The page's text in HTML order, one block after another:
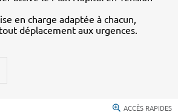
en charge adaptée à chacun,
déplacement aux urgences.
ACCÈS RAPIDES